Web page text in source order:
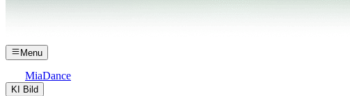
Menu
MiaDance
KI Bild